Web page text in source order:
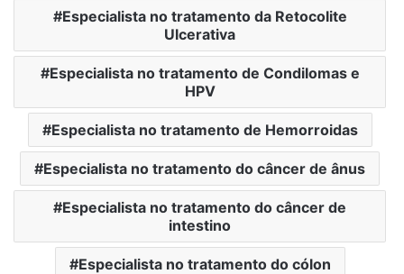
Especialista no tratamento da Retocolite
Ulcerativa
Especialista no tratamento de Condilomas e
HPV
Especialista no tratamento de Hemorroidas
Especialista no tratamento do câncer de ânus
Especialista no tratamento do câncer de
intestino
Especialista no tratamento do cólon